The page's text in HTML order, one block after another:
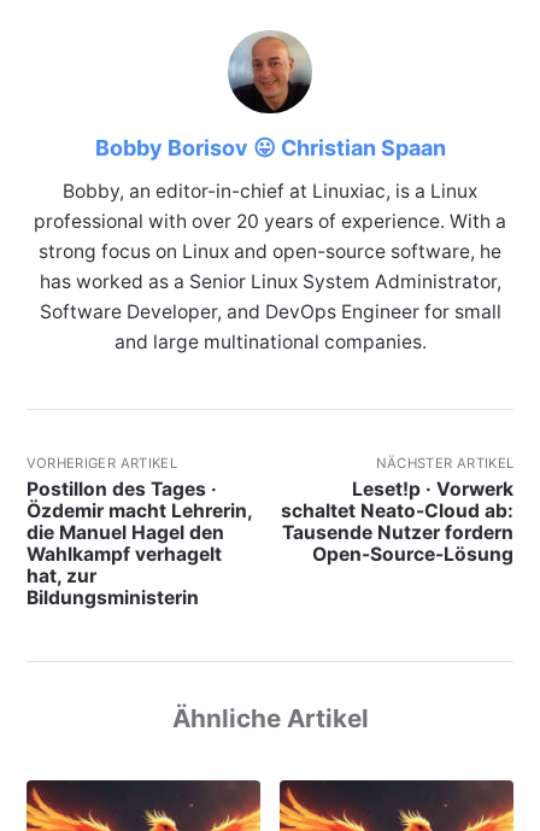
Bobby Borisov 😛 Christian Spaan
Bobby, an editor-in-chief at Linuxiac, is a Linux
professional with over 20 years of experience. With a
strong focus on Linux and open-source software, he
has worked as a Senior Linux System Administrator,
Software Developer, and DevOps Engineer for small
and large multinational companies.
VORHERIGER ARTIKEL
Postillon des Tages ·
Özdemir macht Lehrerin,
die Manuel Hagel den
Wahlkampf verhagelt
hat, zur
Bildungsministerin
NÄCHSTER ARTIKEL
Leset!p · Vorwerk
schaltet Neato-Cloud ab:
Tausende Nutzer fordern
Open-Source-Lösung
Ähnliche Artikel